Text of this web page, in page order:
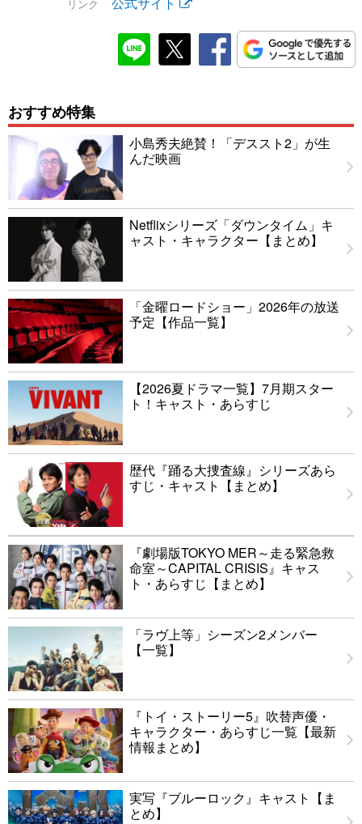
リンク
おすすめ特集
小島秀夫絶賛！「デススト2」が生
んだ映画
Netflixシリーズ「ダウンタイム」キ
ャスト・キャラクター【まとめ】
「金曜ロードショー」2026年の放送
予定【作品一覧】
【2026夏ドラマ一覧】7月期スター
ト！キャスト・あらすじ
歴代『踊る大捜査線』シリーズあら
すじ・キャスト【まとめ】
『劇場版TOKYO MER～走る緊急救
命室～CAPITAL CRISIS』キャス
ト・あらすじ【まとめ】
「ラヴ上等」シーズン2メンバー
【一覧】
『トイ・ストーリー5』吹替声優・
キャラクター・あらすじ一覧【最新
情報まとめ】
実写『ブルーロック』キャスト【ま
とめ】